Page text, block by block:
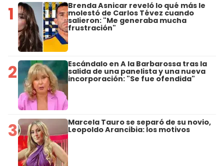
1 Brenda Asnicar reveló lo qué más le
molestó de Carlos Tévez cuando
salieron: "Me generaba mucha
frustración"
2 Escándalo en A la Barbarossa tras la
salida de una panelista y una nueva
incorporación: "Se fue ofendida"
3 Marcela Tauro se separó de su novio,
Leopoldo Arancibia: los motivos